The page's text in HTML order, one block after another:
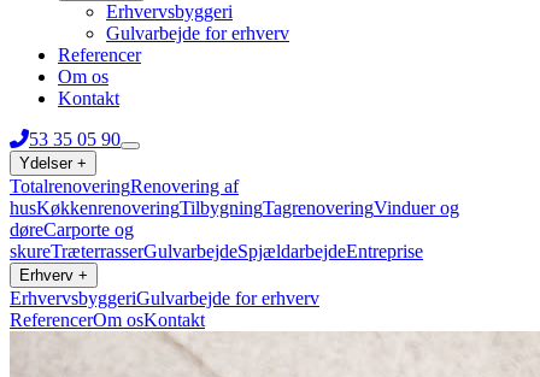
Erhvervsbyggeri
Gulvarbejde for erhverv
Referencer
Om os
Kontakt
53 35 05 90
Ydelser +
TotalrenoveringRenovering af
husKøkkenrenoveringTilbygningTagrenoveringVinduer og
døreCarporte og
skureTræterrasserGulvarbejdeSpjældarbejdeEntreprise
Erhverv +
ErhvervsbyggeriGulvarbejde for erhverv
ReferencerOm osKontakt